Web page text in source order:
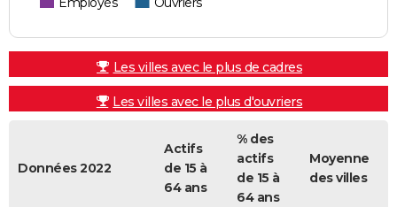
Les villes avec le plus de cadres
Les villes avec le plus d'ouvriers
Données 2022
Actifs
de 15 à
64 ans
% des
actifs
de 15 à
64 ans
Moyenne
des villes